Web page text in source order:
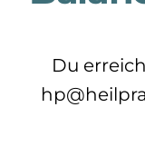
Du